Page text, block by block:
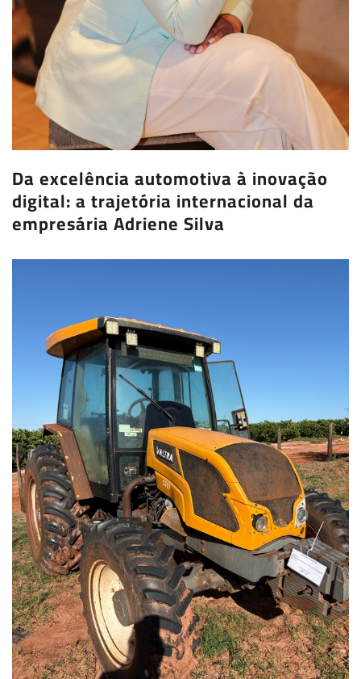
Da excelência automotiva à inovação
digital: a trajetória internacional da
empresária Adriene Silva